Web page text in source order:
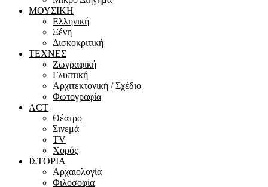
ΜΟΥΣΙΚΗ
Ελληνική
Ξένη
Δισκοκριτική
ΤΕΧΝΕΣ
Ζωγραφική
Γλυπτική
Αρχιτεκτονική / Σχέδιο
Φωτογραφία
ACT
Θέατρο
Σινεμά
ΤV
Χορός
ΙΣΤΟΡΙΑ
Αρχαιολογία
Φιλοσοφία